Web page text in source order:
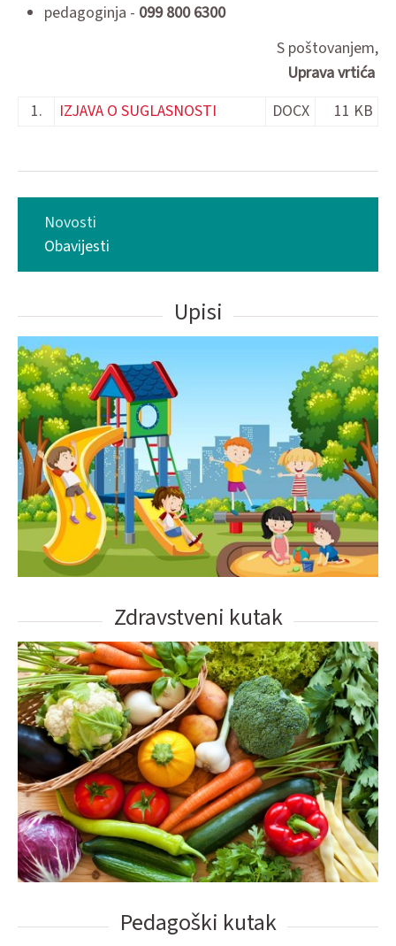
pedagoginja - 099 800 6300
S poštovanjem,
Uprava vrtića
1.
IZJAVA O SUGLASNOSTI DOCX 11 KB
Novosti
Obavijesti
Upisi
Zdravstveni kutak
Pedagoški kutak